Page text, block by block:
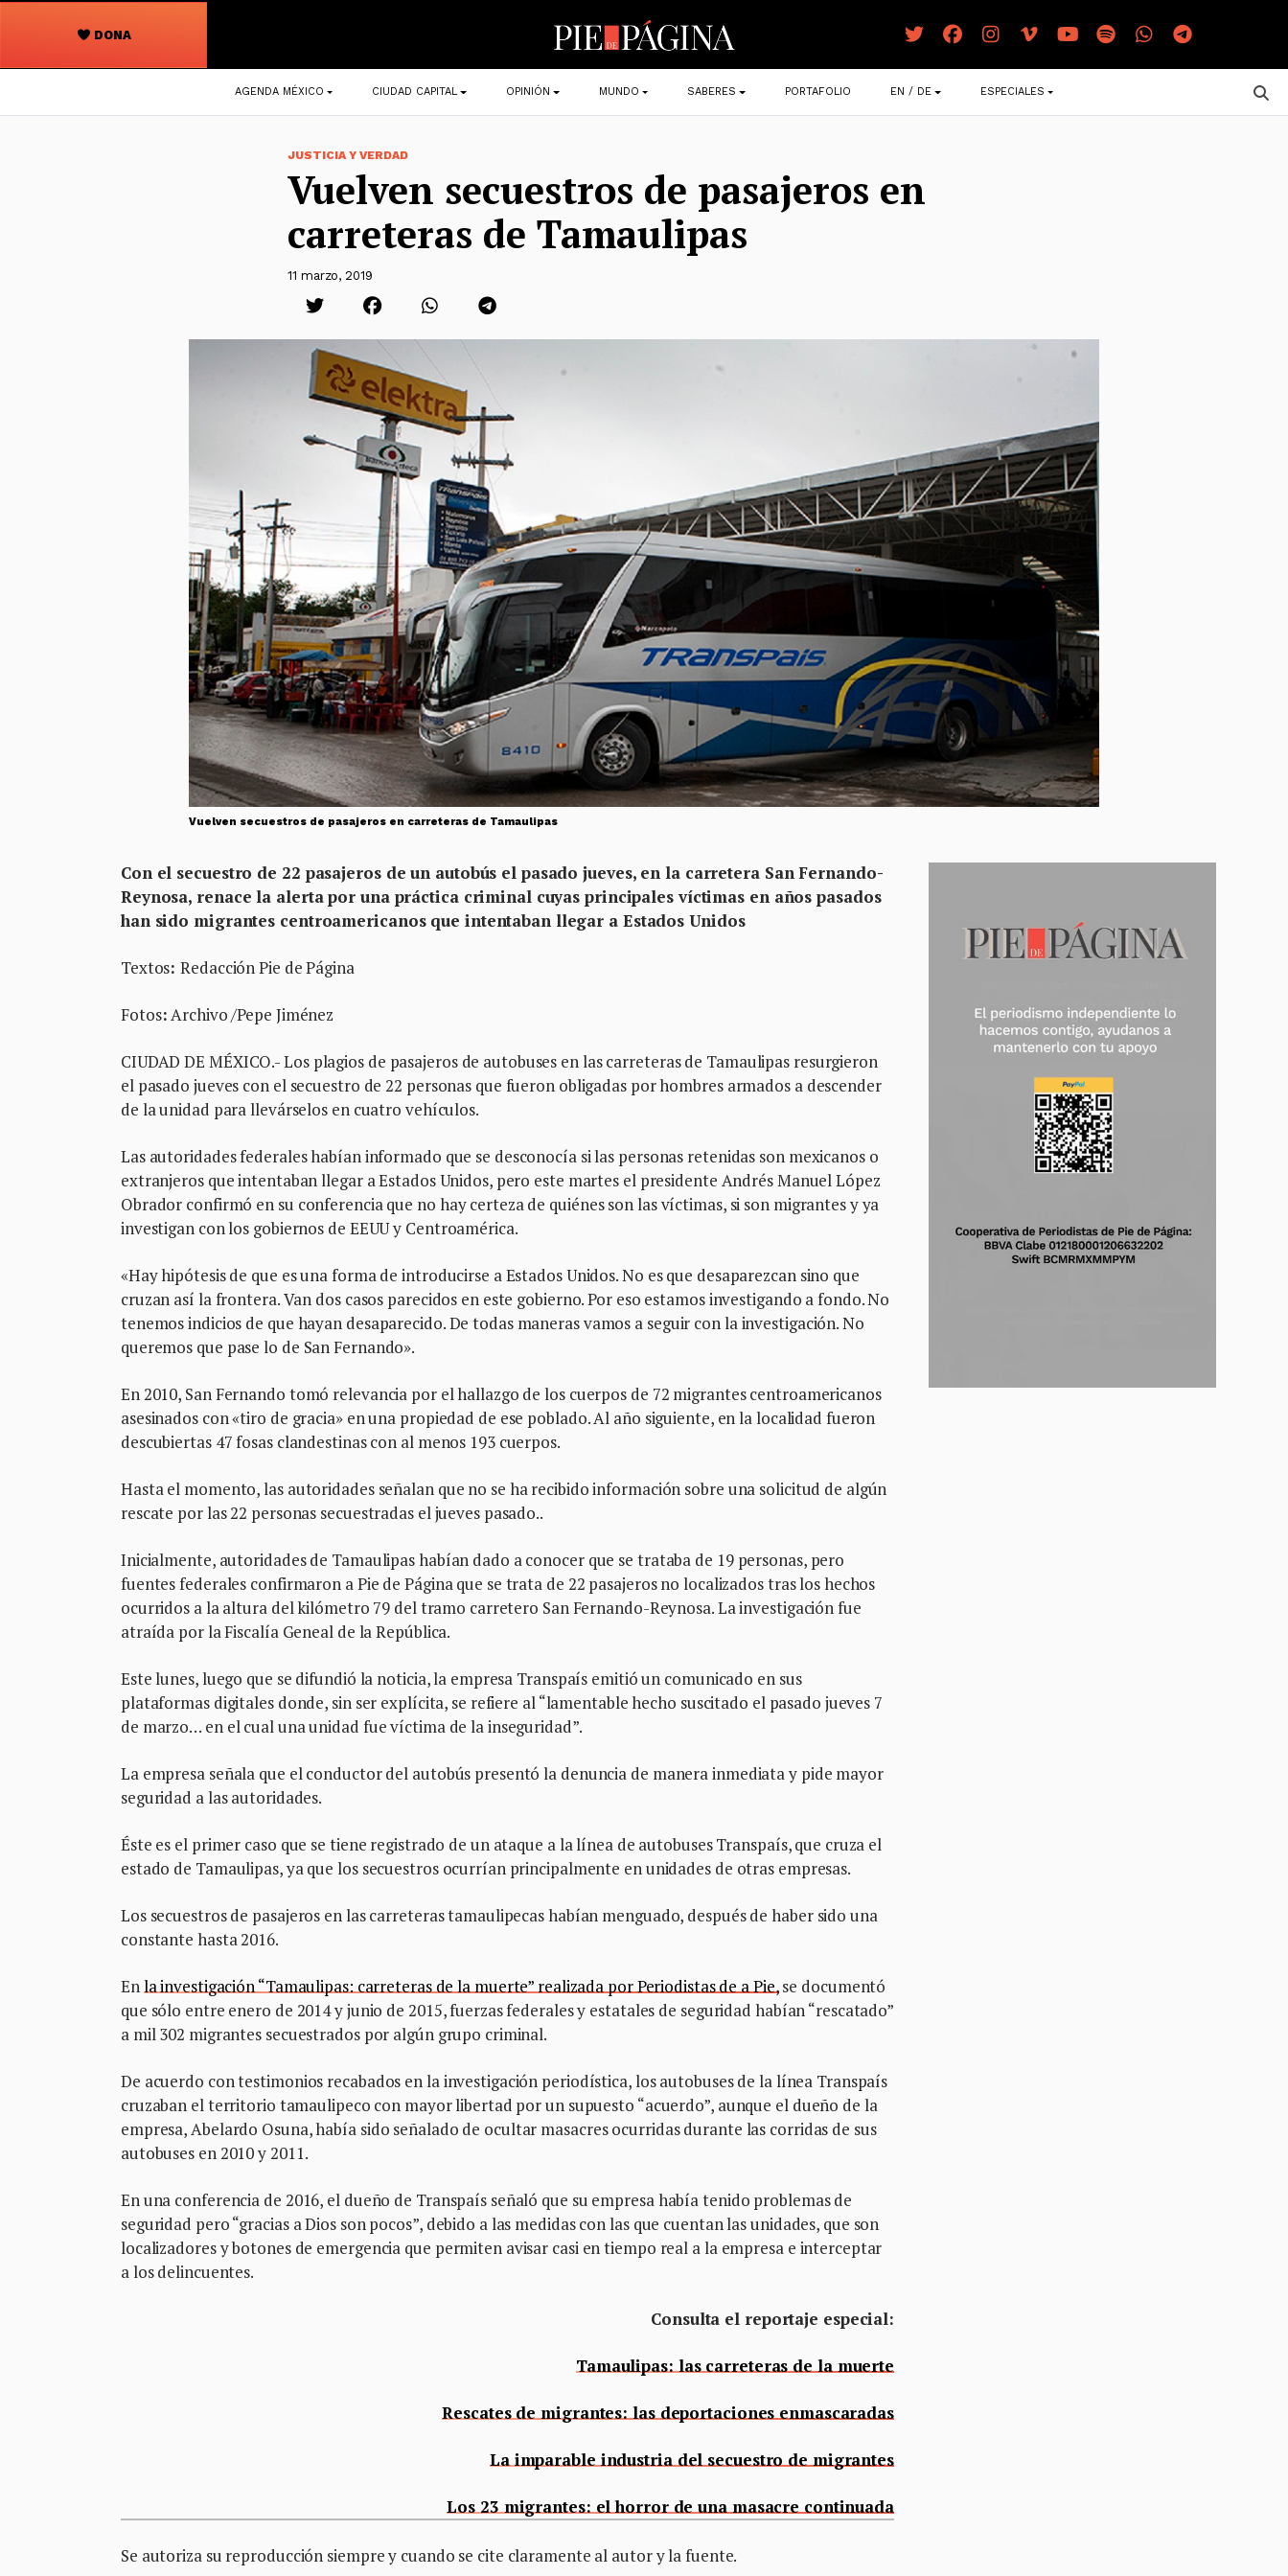
DONA
Navegación
principal
AGENDA MÉXICO CIUDAD CAPITAL OPINIÓN MUNDO SABERES PORTAFOLIO EN / DE ESPECIALES
JUSTICIA Y VERDAD
Vuelven secuestros de pasajeros en
carreteras de Tamaulipas
11 marzo, 2019
Vuelven secuestros de pasajeros en carreteras de Tamaulipas
Con el secuestro de 22 pasajeros de un autobús el pasado jueves, en la carretera San Fernando-
Reynosa, renace la alerta por una práctica criminal cuyas principales víctimas en años pasados
han sido migrantes centroamericanos que intentaban llegar a Estados Unidos
Textos:Redacción Pie de Página
Fotos:Archivo /Pepe Jiménez
CIUDAD DE MÉXICO.- Los plagios de pasajeros de autobuses en las carreteras de Tamaulipas resurgieron
el pasado jueves con el secuestro de 22 personas que fueron obligadas por hombres armados a descender
de la unidad para llevárselos en cuatro vehículos.
Las autoridades federales habían informado que se desconocía si las personas retenidas son mexicanos o
extranjeros que intentaban llegar a Estados Unidos, pero este martes el presidente Andrés Manuel López
Obrador confirmó en su conferencia que no hay certeza de quiénes son las víctimas, si son migrantes y ya
investigan con los gobiernos de EEUU y Centroamérica.
«Hay hipótesis de que es una forma de introducirse a Estados Unidos. No es que desaparezcan sino que
cruzan así la frontera. Van dos casos parecidos en este gobierno. Por eso estamos investigando a fondo. No
tenemos indicios de que hayan desaparecido. De todas maneras vamos a seguir con la investigación. No
queremos que pase lo de San Fernando».
En 2010, San Fernando tomó relevancia por el hallazgo de los cuerpos de 72 migrantes centroamericanos
asesinados con «tiro de gracia» en una propiedad de ese poblado. Al año siguiente, en la localidad fueron
descubiertas 47 fosas clandestinas con al menos 193 cuerpos.
Hasta el momento, las autoridades señalan que no se ha recibido información sobre una solicitud de algún
rescate por las 22 personas secuestradas el jueves pasado..
Inicialmente, autoridades de Tamaulipas habían dado a conocer que se trataba de 19 personas, pero
fuentes federales confirmaron a Pie de Página que se trata de 22 pasajeros no localizados tras los hechos
ocurridos a la altura del kilómetro 79 del tramo carretero San Fernando-Reynosa. La investigación fue
atraída por la Fiscalía Geneal de la República.
Este lunes, luego que se difundió la noticia, la empresa Transpaís emitió un comunicado en sus
plataformas digitales donde, sin ser explícita, se refiere al “lamentable hecho suscitado el pasado jueves 7
de marzo… en el cual una unidad fue víctima de la inseguridad”.
La empresa señala que el conductor del autobús presentó la denuncia de manera inmediata y pide mayor
seguridad a las autoridades.
Éste es el primer caso que se tiene registrado de un ataque a la línea de autobuses Transpaís, que cruza el
estado de Tamaulipas, ya que los secuestros ocurrían principalmente en unidades de otras empresas.
Los secuestros de pasajeros en las carreteras tamaulipecas habían menguado, después de haber sido una
constante hasta 2016.
Enla investigación “Tamaulipas: carreteras de la muerte” realizada por Periodistas de a Pie,se documentó
que sólo entre enero de 2014 y junio de 2015, fuerzas federales y estatales de seguridad habían “rescatado”
a mil 302 migrantes secuestrados por algún grupo criminal.
De acuerdo con testimonios recabados en la investigación periodística, los autobuses de la línea Transpaís
cruzaban el territorio tamaulipeco con mayor libertad por un supuesto “acuerdo”, aunque el dueño de la
empresa, Abelardo Osuna, había sido señalado de ocultar masacres ocurridas durante las corridas de sus
autobuses en 2010 y 2011.
En una conferencia de 2016, el dueño de Transpaís señaló que su empresa había tenido problemas de
seguridad pero “gracias a Dios son pocos”, debido a las medidas con las que cuentan las unidades, que son
localizadores y botones de emergencia que permiten avisar casi en tiempo real a la empresa e interceptar
a los delincuentes.
Consulta el reportaje especial:
Tamaulipas: las carreteras de la muerte
Rescates de migrantes: las deportaciones enmascaradas
La imparable industria del secuestro de migrantes
Los 23 migrantes: el horror de una masacre continuada
Se autoriza su reproducción siempre y cuando se cite claramente al autor y la fuente.